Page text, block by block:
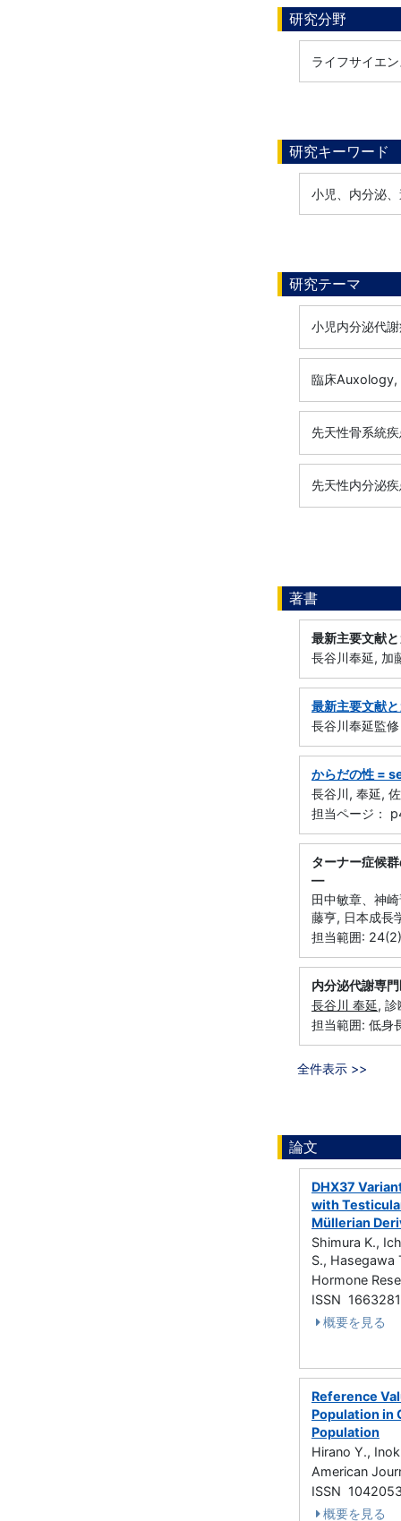
研究分野
ライフサイエ
研究キーワード
小児、内分泌
研究テーマ
小児内分泌代
臨床Auxology,
先天性骨系統
先天性内分泌
著書
最新主要文献
長谷川奉延, 加
最新主要文献
長谷川奉延監
からだの性 =
長谷川, 奉延,
担当ページ：
ターナー症候
―
田中敏章、神
藤亨, 日本成長
担当範囲:
内分泌代謝専
長谷川 奉延,
担当範囲: 低身
全件表示 >>
論文
DHX37
with
Müllerian
Shimura K.,
S., Hasegawa
Hormone
ISSN
概要を見る
Reference
Population in
Population
Hirano Y.,
American
ISSN
概要を見る